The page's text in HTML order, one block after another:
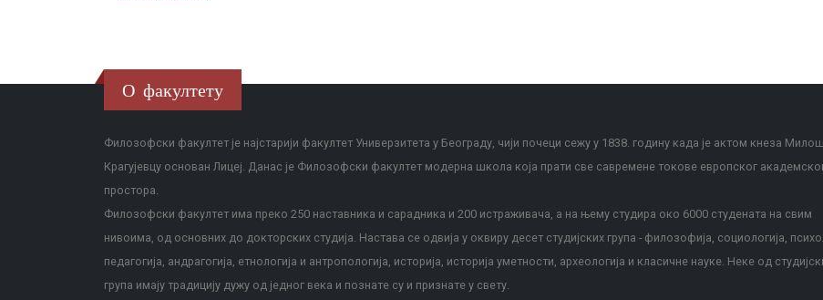
О факултету
Филозофски факултет је најстарији факултет Универзитета у Београду, чији почеци сежу у 1838. годину када је актом кнеза
Крагујевцу основан Лицеј. Данас је Филозофски факултет модерна школа која прати све савремене токове европског
простора.
Филозофски факултет има преко 250 наставника и сарадника и 200 истраживача, а на њему студира око 6000 студената на свим
нивоима, од основних до докторских студија. Настава се одвија у оквиру десет студијских група - филозофија, социологија,
педагогија, андрагогија, етнологија и антропологија, историја, историја уметности, археологија и класичне науке. Неке од
група имају традицију дужу од једног века и познате су и признате у свету.